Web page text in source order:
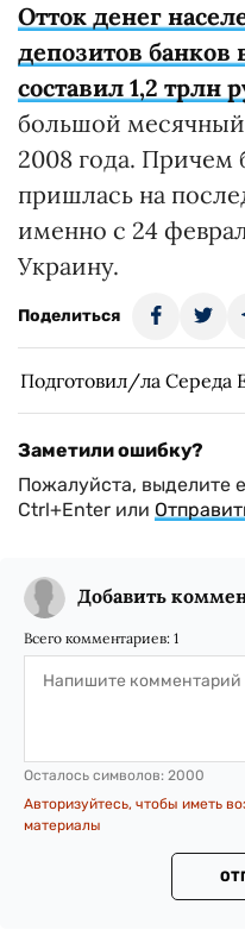
Отток денег
депозитов банков
составил 1,2 трлн
большой
2008 года. Причем
пришлась на
именно с 24
Украину.
Поделиться
Подготовил/ла Середа
Заметили ошибку?
Пожалуйста, выделите
Ctrl+Enter или
Добавить
Всего комментариев: 1
Осталось символов: 2000
Авторизуйтесь, чтобы иметь
материалы